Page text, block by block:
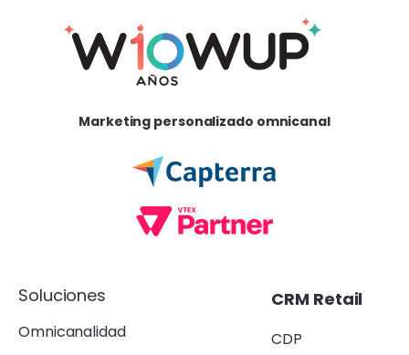
Marketing personalizado omnicanal
Soluciones
Omnicanalidad
CRM Retail
CDP